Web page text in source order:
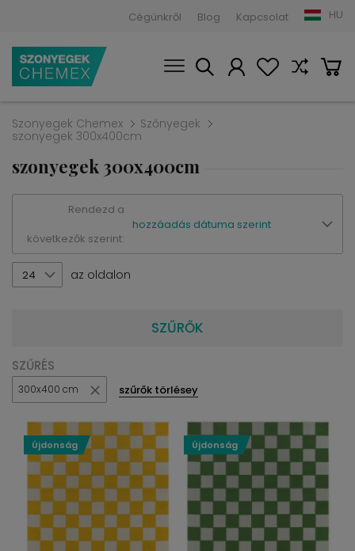
Cégünkről Blog Kapcsolat HU
Szonyegek Chemex
Szőnyegek
szonyegek 300x400cm
szonyegek 300x400cm
Rendezd a
következők szerint:
hozzáadás dátuma szerint
24 az oldalon
SZŰRŐK
SZŰRÉS
300x400 cm szűrők törlésey
Újdonság Újdonság